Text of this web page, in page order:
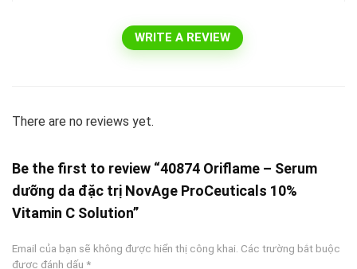
WRITE A REVIEW
There are no reviews yet.
Be the first to review “40874 Oriflame – Serum
dưỡng da đặc trị NovAge ProCeuticals 10%
Vitamin C Solution”
Email của bạn sẽ không được hiển thị công khai. Các trường bắt buộc
được đánh dấu *